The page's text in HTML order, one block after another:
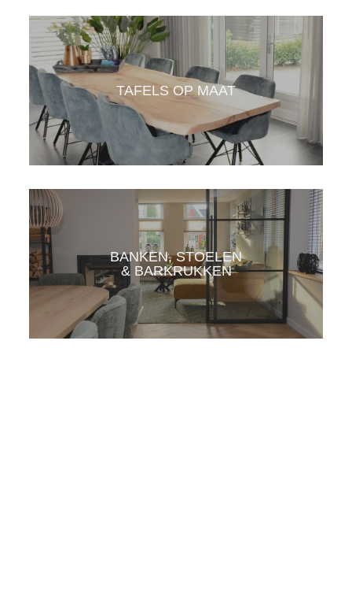
KLIK HIER
TAFELS OP MAAT
KLIK HIER
BANKEN, STOELEN
& BARKRUKKEN